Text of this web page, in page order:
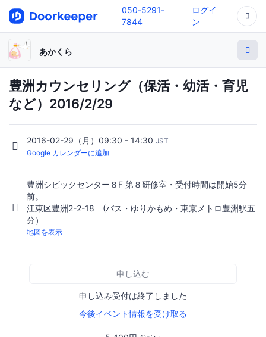
050-5291-
7844
ログイ
ン
あかくら
豊洲カウンセリング（保活・幼活・育児
など）2016/2/29
2016-02-29（月）09:30 - 14:30 JST
Google カレンダーに追加
豊洲シビックセンター８F 第８研修室・受付時間は開始5分
前。
江東区豊洲2-2-18 (バス・ゆりかもめ・東京メトロ豊洲駅五
分）
地図を表示
申し込む
申し込み受付は終了しました
今後イベント情報を受け取る